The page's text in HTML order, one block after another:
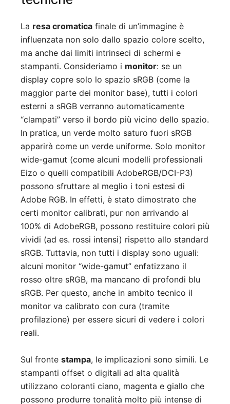
La resa cromatica finale di un’immagine è
influenzata non solo dallo spazio colore scelto,
ma anche dai limiti intrinseci di schermi e
stampanti. Consideriamo i monitor: se un
display copre solo lo spazio sRGB (come la
maggior parte dei monitor base), tutti i colori
esterni a sRGB verranno automaticamente
“clampati” verso il bordo più vicino dello spazio.
In pratica, un verde molto saturo fuori sRGB
apparirà come un verde uniforme. Solo monitor
wide-gamut (come alcuni modelli professionali
Eizo o quelli compatibili AdobeRGB/DCI-P3)
possono sfruttare al meglio i toni estesi di
Adobe RGB. In effetti, è stato dimostrato che
certi monitor calibrati, pur non arrivando al
100% di AdobeRGB, possono restituire colori più
vividi (ad es. rossi intensi) rispetto allo standard
sRGB. Tuttavia, non tutti i display sono uguali:
alcuni monitor “wide-gamut” enfatizzano il
rosso oltre sRGB, ma mancano di profondi blu
sRGB. Per questo, anche in ambito tecnico il
monitor va calibrato con cura (tramite
profilazione) per essere sicuri di vedere i colori
reali.
Sul fronte stampa, le implicazioni sono simili. Le
stampanti offset o digitali ad alta qualità
utilizzano coloranti ciano, magenta e giallo che
possono produrre tonalità molto più intense di